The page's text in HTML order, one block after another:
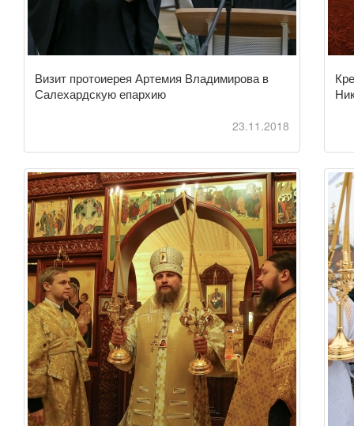
Визит протоиерея Артемия Владимирова в
Салехардскую епархию
23.11.2018